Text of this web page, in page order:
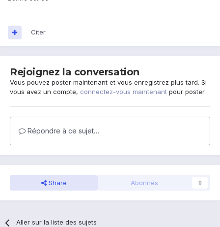
Citer
Rejoignez la conversation
Vous pouvez poster maintenant et vous enregistrez plus tard. Si
vous avez un compte, connectez-vous maintenant pour poster.
Répondre à ce sujet…
Share Abonnés 0
Aller sur la liste des sujets